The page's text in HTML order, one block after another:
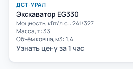
ДСТ-УРАЛ
Экскаватор EG330
Мощность, кВт/л.с.: 241/327
Масса, т: 33
Объём ковша, м3: 1,4
Узнать цену за 1 час